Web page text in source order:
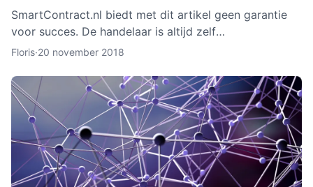
SmartContract.nl biedt met dit artikel geen garantie
voor succes. De handelaar is altijd zelf
verantwoordelijk voor zijn of haar munten. Het is
Floris·20 november 2018